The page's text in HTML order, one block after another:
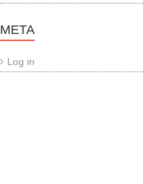
META
Log in